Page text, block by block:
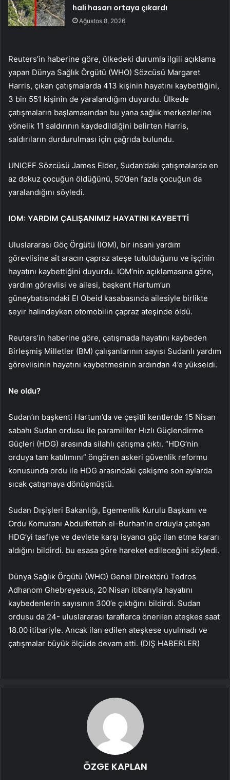
hali hasarı ortaya çıkardı
Ağustos 8, 2026
Reuters’in haberine göre, ülkedeki durumla ilgili açıklama
yapan Dünya Sağlık Örgütü (WHO) Sözcüsü Margaret
Harris, çıkan çatışmalarda 413 kişinin hayatını kaybettiğini,
3 bin 551 kişinin de yaralandığını duyurdu. Ülkede
çatışmaların başlamasından bu yana sağlık merkezlerine
yönelik 11 saldırının kaydedildiğini belirten Harris,
saldırıların durdurulması için çağrıda bulundu.
UNICEF Sözcüsü James Elder, Sudan’daki çatışmalarda en
az dokuz çocuğun öldüğünü, 50’den fazla çocuğun da
yaralandığını söyledi.
IOM: YARDIM ÇALIŞANIMIZ HAYATINI KAYBETTİ
Uluslararası Göç Örgütü (IOM), bir insani yardım
görevlisine ait aracın çapraz ateşe tutulduğunu ve işçinin
hayatını kaybettiğini duyurdu. IOM’nin açıklamasına göre,
yardım görevlisi ve ailesi, başkent Hartum’un
güneybatısındaki El Obeid kasabasında ailesiyle birlikte
seyir halindeyken otomobilin çapraz ateşinde öldü.
Reuters’in haberine göre, çatışmada hayatını kaybeden
Birleşmiş Milletler (BM) çalışanlarının sayısı Sudanlı yardım
görevlisinin hayatını kaybetmesinin ardından 4’e yükseldi.
Ne oldu?
Sudan’ın başkenti Hartum’da ve çeşitli kentlerde 15 Nisan
sabahı Sudan ordusu ile paramiliter Hızlı Güçlendirme
Güçleri (HDG) arasında silahlı çatışma çıktı. “HDG’nin
orduya tam katılımını” öngören askeri güvenlik reformu
konusunda ordu ile HDG arasındaki çekişme son aylarda
sıcak çatışmaya dönüşmüştü.
Sudan Dışişleri Bakanlığı, Egemenlik Kurulu Başkanı ve
Ordu Komutanı Abdulfettah el-Burhan’ın orduyla çatışan
HDG’yi tasfiye ve devlete karşı isyancı güç ilan etme kararı
aldığını bildirdi. bu esasa göre hareket edileceğini söyledi.
Dünya Sağlık Örgütü (WHO) Genel Direktörü Tedros
Adhanom Ghebreyesus, 20 Nisan itibarıyla hayatını
kaybedenlerin sayısının 300’e çıktığını bildirdi. Sudan
ordusu da 24- uluslararası taraflarca önerilen ateşkes saat
18.00 itibariyle. Ancak ilan edilen ateşkese uyulmadı ve
çatışmalar büyük ölçüde devam etti. (DIŞ HABERLER)
ÖZGE KAPLAN